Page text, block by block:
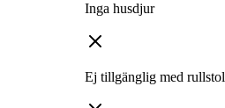
Inga husdjur
Ej tillgänglig med rullstol